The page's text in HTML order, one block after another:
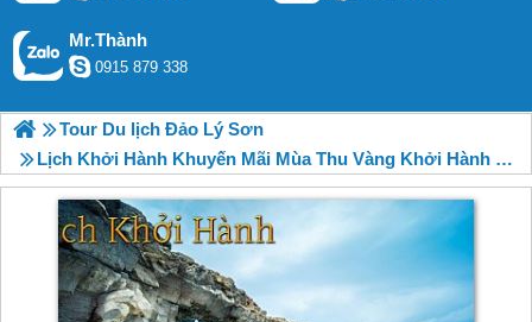
Mr.Thành
0915 879 338
Tour Du lịch Đảo Lý Sơn
Lịch Khởi Hành Khuyến Mãi Mùa Thu Vàng Khởi Hành Từ Thành Phố Hồ Chí Minh